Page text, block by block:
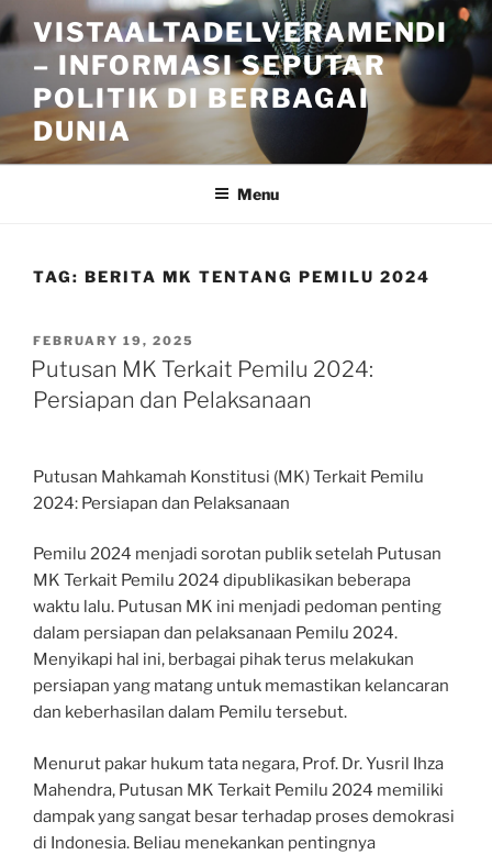
Skip
to
content
VISTAALTADELVERAMENDI
– INFORMASI SEPUTAR
POLITIK DI BERBAGAI
DUNIA
Menu
TAG: BERITA MK TENTANG PEMILU 2024
POSTED
ON
FEBRUARY 19, 2025
Putusan MK Terkait Pemilu 2024:
Persiapan dan Pelaksanaan
Putusan Mahkamah Konstitusi (MK) Terkait Pemilu
2024: Persiapan dan Pelaksanaan
Pemilu 2024 menjadi sorotan publik setelah Putusan
MK Terkait Pemilu 2024 dipublikasikan beberapa
waktu lalu. Putusan MK ini menjadi pedoman penting
dalam persiapan dan pelaksanaan Pemilu 2024.
Menyikapi hal ini, berbagai pihak terus melakukan
persiapan yang matang untuk memastikan kelancaran
dan keberhasilan dalam Pemilu tersebut.
Menurut pakar hukum tata negara, Prof. Dr. Yusril Ihza
Mahendra, Putusan MK Terkait Pemilu 2024 memiliki
dampak yang sangat besar terhadap proses demokrasi
di Indonesia. Beliau menekankan pentingnya